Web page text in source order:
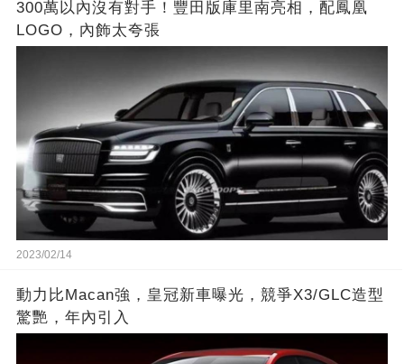
300萬以內沒有對手！豐田版庫里南亮相，配鳳凰
LOGO，內飾太夸張
2023/02/14
動力比Macan強，皇冠新車曝光，競爭X3/GLC造型
驚艷，年內引入